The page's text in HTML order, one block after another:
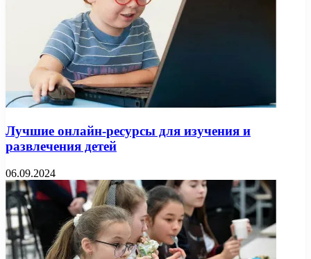
Лучшие онлайн-ресурсы для изучения и
развлечения детей
06.09.2024